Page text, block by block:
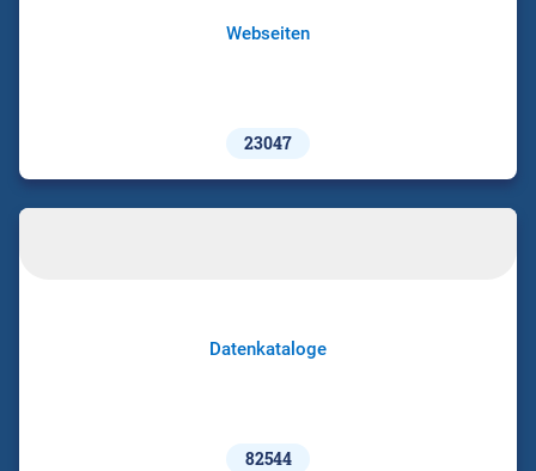
Webseiten
23047
Datenkataloge
82544